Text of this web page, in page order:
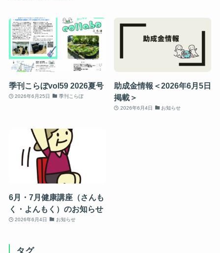
季刊こらぼvol59 2026夏号
2026年6月25日 季刊こらぼ
助成金情報＜2026年6月5日
掲載＞
2026年6月4日 お知らせ
6月・7月健康講座（さんも
く・よんもく）のお知らせ
2026年6月4日 お知らせ